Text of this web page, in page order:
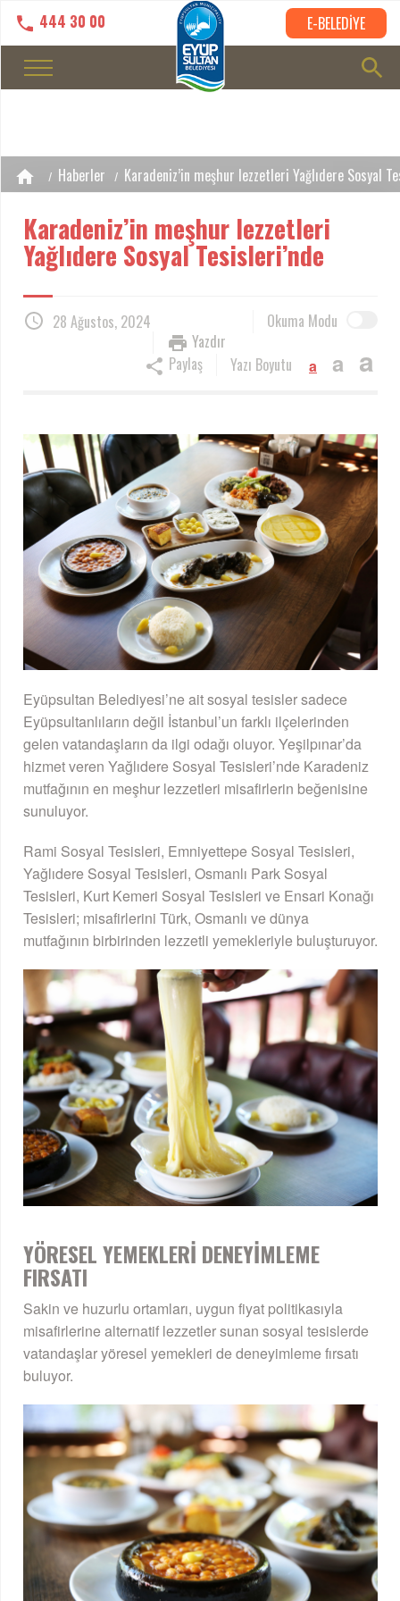
444 30 00 E-BELEDİYE
Haberler Karadeniz’in meşhur lezzetleri Yağlıdere Sosyal
Karadeniz’in meşhur lezzetleri
Yağlıdere Sosyal Tesisleri’nde
28 Ağustos, 2024
Okuma Modu
Yazdır
Yazı Boyutu
a a a
Paylaş
Eyüpsultan Belediyesi’ne ait sosyal tesisler sadece
Eyüpsultanlıların değil İstanbul’un farklı ilçelerinden
gelen vatandaşların da ilgi odağı oluyor. Yeşilpınar’da
hizmet veren Yağlıdere Sosyal Tesisleri’nde Karadeniz
mutfağının en meşhur lezzetleri misafirlerin beğenisine
sunuluyor.
Rami Sosyal Tesisleri, Emniyettepe Sosyal Tesisleri,
Yağlıdere Sosyal Tesisleri, Osmanlı Park Sosyal
Tesisleri, Kurt Kemeri Sosyal Tesisleri ve Ensari Konağı
Tesisleri; misafirlerini Türk, Osmanlı ve dünya
mutfağının birbirinden lezzetli yemekleriyle buluşturuyor.
YÖRESEL YEMEKLERİ DENEYİMLEME
FIRSATI
Sakin ve huzurlu ortamları, uygun fiyat politikasıyla
misafirlerine alternatif lezzetler sunan sosyal tesislerde
vatandaşlar yöresel yemekleri de deneyimleme fırsatı
buluyor.